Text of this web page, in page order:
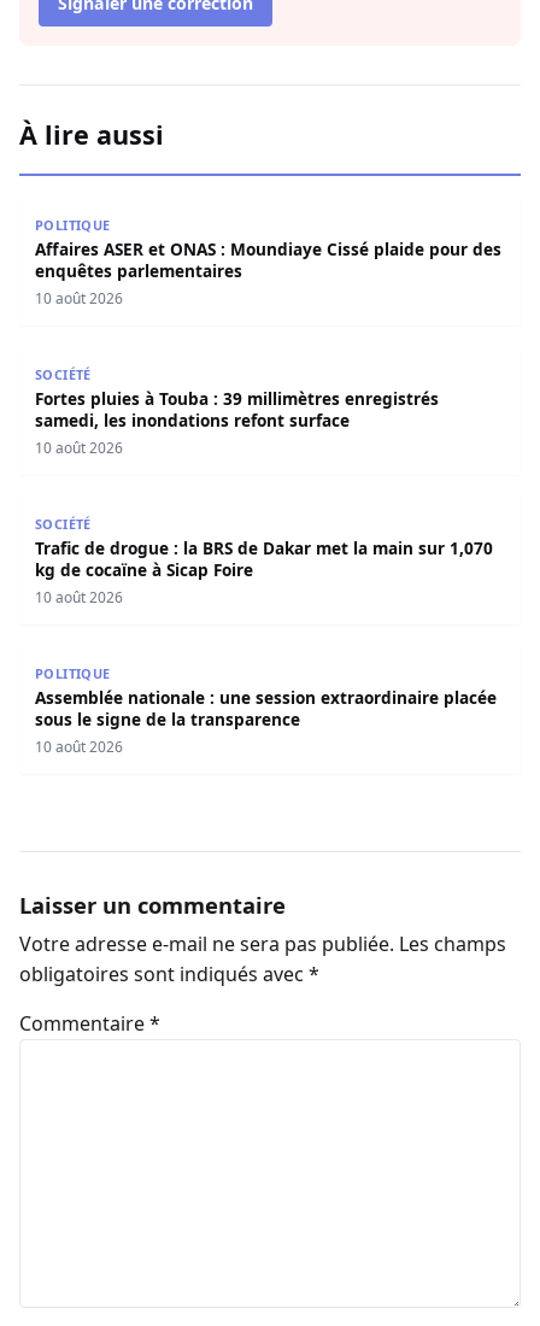
À lire aussi
POLITIQUE
Affaires ASER et ONAS : Moundiaye Cissé plaide pour des
enquêtes parlementaires
10 août 2026
SOCIÉTÉ
Fortes pluies à Touba : 39 millimètres enregistrés
samedi, les inondations refont surface
10 août 2026
SOCIÉTÉ
Trafic de drogue : la BRS de Dakar met la main sur 1,070
kg de cocaïne à Sicap Foire
10 août 2026
POLITIQUE
Assemblée nationale : une session extraordinaire placée
sous le signe de la transparence
10 août 2026
Laisser un commentaire
Votre adresse e-mail ne sera pas publiée. Les champs
obligatoires sont indiqués avec *
Commentaire*